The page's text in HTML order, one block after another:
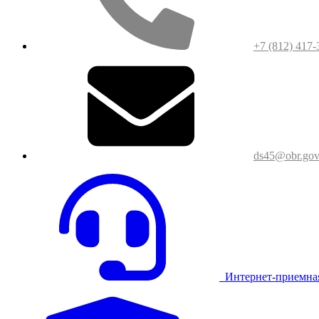
+7 (812) 417-
Интернет-